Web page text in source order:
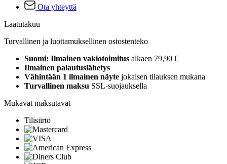
Ota yhteyttä
Laatutakuu
Turvallinen ja luottamuksellinen ostostenteko
Suomi: Ilmainen vakiotoimitus alkaen 79,90 €
Ilmainen palautuslähetys
Vähintään 1 ilmainen näyte jokaisen tilauksen mukana
Turvallinen maksu SSL-suojauksella
Mukavat maksutavat
Tilisiirto